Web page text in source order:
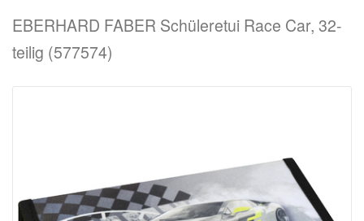
EBERHARD FABER Schüleretui Race Car, 32-
teilig (577574)